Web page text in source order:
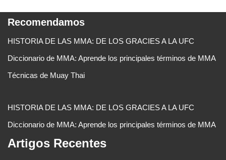
Recomendamos
HISTORIA DE LAS MMA: DE LOS GRACIES A LA UFC
Diccionario de MMA: Aprende los principales términos de MMA
Técnicas de Muay Thai
HISTORIA DE LAS MMA: DE LOS GRACIES A LA UFC
Diccionario de MMA: Aprende los principales términos de MMA
Artigos Recentes